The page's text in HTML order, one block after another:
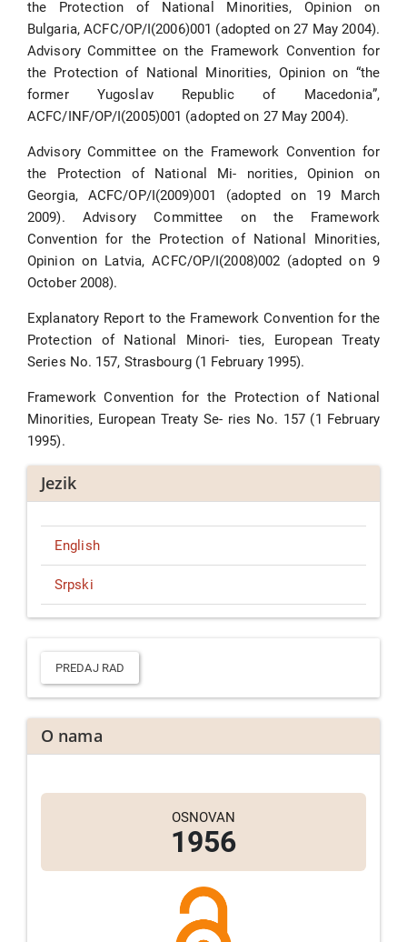
the Protection of National Minorities, Opinion on
Bulgaria, ACFC/OP/I(2006)001 (adopted on 27 May 2004).
Advisory Committee on the Framework Convention for
the Protection of National Minorities, Opinion on “the
former Yugoslav Republic of Macedonia”,
ACFC/INF/OP/I(2005)001 (adopted on 27 May 2004).
Advisory Committee on the Framework Convention for
the Protection of National Mi- norities, Opinion on
Georgia, ACFC/OP/I(2009)001 (adopted on 19 March
2009). Advisory Committee on the Framework
Convention for the Protection of National Minorities,
Opinion on Latvia, ACFC/OP/I(2008)002 (adopted on 9
October 2008).
Explanatory Report to the Framework Convention for the
Protection of National Minori- ties, European Treaty
Series No. 157, Strasbourg (1 February 1995).
Framework Convention for the Protection of National
Minorities, European Treaty Se- ries No. 157 (1 February
1995).
Jezik
English
Srpski
Predaj
radPREDAJ RAD
O nama
OSNOVAN
1956